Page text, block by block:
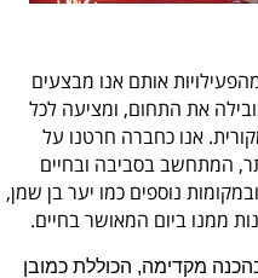
אותם אנו מבצעים
את התחום, ומציעה לכל
אנו כחברה חרטנו על
המתחשב בסביבה ובחיים
נוספים כמו יער בן שמן,
ממנו ביום המאושר בחיים.
מקדימה, הכוללת כמובן